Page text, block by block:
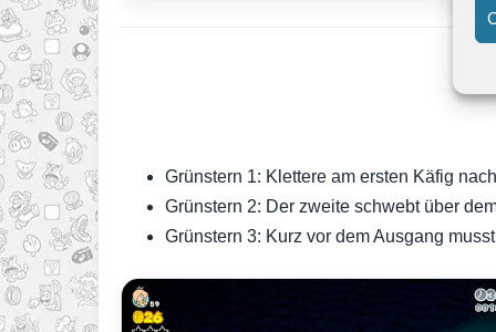
Grünstern 1: Klettere am ersten Käfig
Grünstern 2: Der zweite schwebt über
Grünstern 3: Kurz vor dem Ausgang